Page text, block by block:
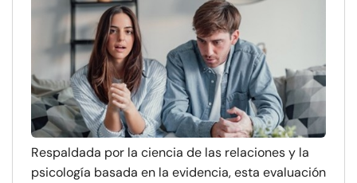
Respaldada por la ciencia de las relaciones y la
psicología basada en la evidencia, esta evaluación